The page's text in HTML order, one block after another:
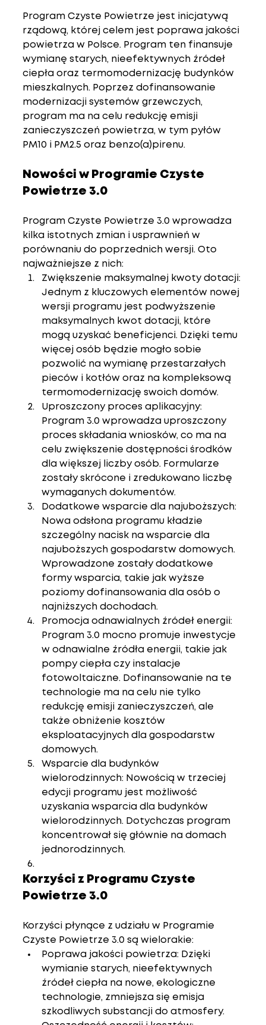
Program Czyste Powietrze jest inicjatywą
rządową, której celem jest poprawa jakości
powietrza w Polsce. Program ten finansuje
wymianę starych, nieefektywnych źródeł
ciepła oraz termomodernizację budynków
mieszkalnych. Poprzez dofinansowanie
modernizacji systemów grzewczych,
program ma na celu redukcję emisji
zanieczyszczeń powietrza, w tym pyłów
PM10 i PM2.5 oraz benzo(a)pirenu.
Nowości w Programie Czyste
Powietrze 3.0
Program Czyste Powietrze 3.0 wprowadza
kilka istotnych zmian i usprawnień w
porównaniu do poprzednich wersji. Oto
najważniejsze z nich:
Zwiększenie maksymalnej kwoty dotacji:
Jednym z kluczowych elementów nowej
wersji programu jest podwyższenie
maksymalnych kwot dotacji, które
mogą uzyskać beneficjenci. Dzięki temu
więcej osób będzie mogło sobie
pozwolić na wymianę przestarzałych
pieców i kotłów oraz na kompleksową
termomodernizację swoich domów.
Uproszczony proces aplikacyjny:
Program 3.0 wprowadza uproszczony
proces składania wniosków, co ma na
celu zwiększenie dostępności środków
dla większej liczby osób. Formularze
zostały skrócone i zredukowano liczbę
wymaganych dokumentów.
Dodatkowe wsparcie dla najuboższych:
Nowa odsłona programu kładzie
szczególny nacisk na wsparcie dla
najuboższych gospodarstw domowych.
Wprowadzone zostały dodatkowe
formy wsparcia, takie jak wyższe
poziomy dofinansowania dla osób o
najniższych dochodach.
Promocja odnawialnych źródeł energii:
Program 3.0 mocno promuje inwestycje
w odnawialne źródła energii, takie jak
pompy ciepła czy instalacje
fotowoltaiczne. Dofinansowanie na te
technologie ma na celu nie tylko
redukcję emisji zanieczyszczeń, ale
także obniżenie kosztów
eksploatacyjnych dla gospodarstw
domowych.
Wsparcie dla budynków
wielorodzinnych: Nowością w trzeciej
edycji programu jest możliwość
uzyskania wsparcia dla budynków
wielorodzinnych. Dotychczas program
koncentrował się głównie na domach
jednorodzinnych.
Korzyści z Programu Czyste
Powietrze 3.0
Korzyści płynące z udziału w Programie
Czyste Powietrze 3.0 są wielorakie:
Poprawa jakości powietrza: Dzięki
wymianie starych, nieefektywnych
źródeł ciepła na nowe, ekologiczne
technologie, zmniejsza się emisja
szkodliwych substancji do atmosfery.